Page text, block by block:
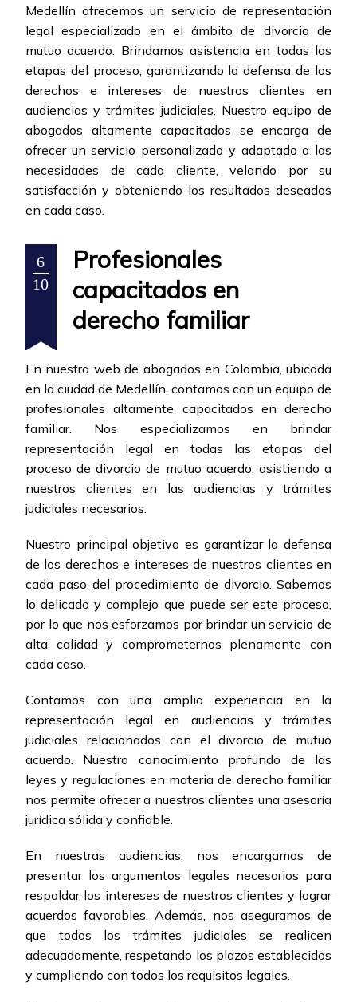
Medellín ofrecemos un servicio de representación
legal especializado en el ámbito de divorcio de
mutuo acuerdo. Brindamos asistencia en todas las
etapas del proceso, garantizando la defensa de los
derechos e intereses de nuestros clientes en
audiencias y trámites judiciales. Nuestro equipo de
abogados altamente capacitados se encarga de
ofrecer un servicio personalizado y adaptado a las
necesidades de cada cliente, velando por su
satisfacción y obteniendo los resultados deseados
en cada caso.
6
10
Profesionales
capacitados en
derecho familiar
En nuestra web de abogados en Colombia, ubicada
en la ciudad de Medellín, contamos con un equipo de
profesionales altamente capacitados en derecho
familiar. Nos especializamos en brindar
representación legal en todas las etapas del
proceso de divorcio de mutuo acuerdo, asistiendo a
nuestros clientes en las audiencias y trámites
judiciales necesarios.
Nuestro principal objetivo es garantizar la defensa
de los derechos e intereses de nuestros clientes en
cada paso del procedimiento de divorcio. Sabemos
lo delicado y complejo que puede ser este proceso,
por lo que nos esforzamos por brindar un servicio de
alta calidad y comprometernos plenamente con
cada caso.
Contamos con una amplia experiencia en la
representación legal en audiencias y trámites
judiciales relacionados con el divorcio de mutuo
acuerdo. Nuestro conocimiento profundo de las
leyes y regulaciones en materia de derecho familiar
nos permite ofrecer a nuestros clientes una asesoría
jurídica sólida y confiable.
En nuestras audiencias, nos encargamos de
presentar los argumentos legales necesarios para
respaldar los intereses de nuestros clientes y lograr
acuerdos favorables. Además, nos aseguramos de
que todos los trámites judiciales se realicen
adecuadamente, respetando los plazos establecidos
y cumpliendo con todos los requisitos legales.